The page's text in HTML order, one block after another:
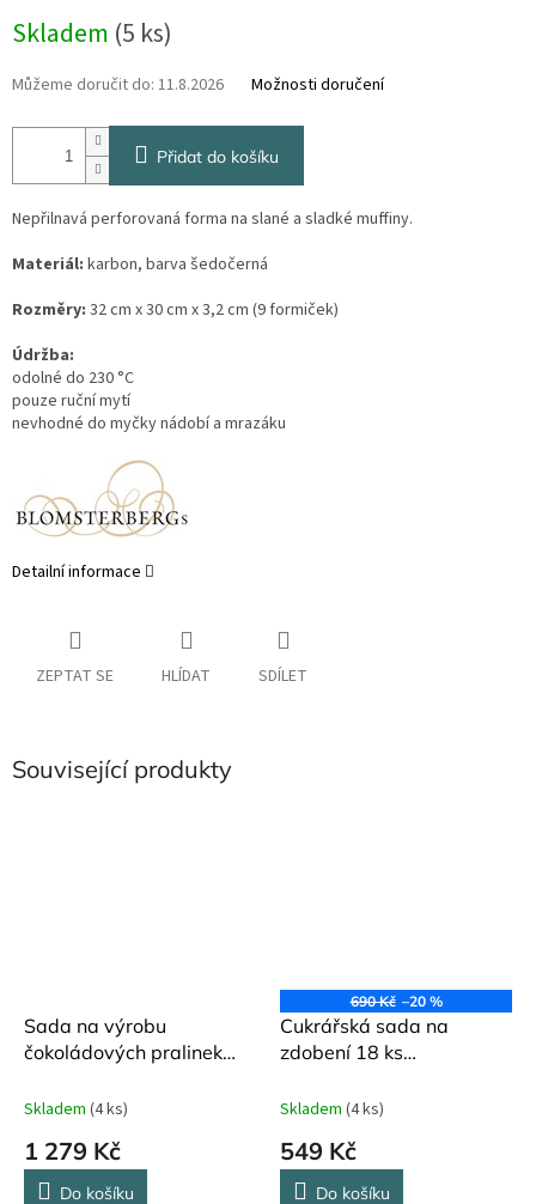
cena:
Skladem (5 ks)
Můžeme doručit do: 11.8.2026 Možnosti doručení
Přidat do košíku
Nepřilnavá perforovaná forma na slané a sladké muffiny.
Materiál: karbon, barva šedočerná
Rozměry: 32 cm x 30 cm x 3,2 cm (9 formiček)
Údržba:
odolné do 230 °C
pouze ruční mytí
nevhodné do myčky nádobí a mrazáku
Detailní informace
ZEPTAT SE HLÍDAT SDÍLET
Související produkty
Sada na výrobu
čokoládových pralinek
Skladem (4 ks)
1 279 Kč
Do košíku
690 Kč –20 %
Cukrářská sada na
zdobení 18 ks
Skladem (4 ks)
549 Kč
Do košíku